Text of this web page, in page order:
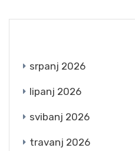
srpanj 2026
lipanj 2026
svibanj 2026
travanj 2026